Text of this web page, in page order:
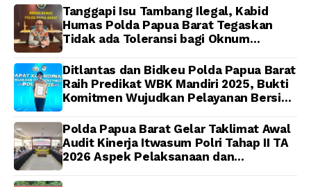
Dijadwalkan Kamis
Tanggapi Isu Tambang Ilegal, Kabid
Humas Polda Papua Barat Tegaskan
Tidak ada Toleransi bagi Oknum
Ditlantas dan Bidkeu Polda Papua Barat
Raih Predikat WBK Mandiri 2025, Bukti
Komitmen Wujudkan Pelayanan Bersih
Polda Papua Barat Gelar Taklimat Awal
Audit Kinerja Itwasum Polri Tahap II TA
2026 Aspek Pelaksanaan dan